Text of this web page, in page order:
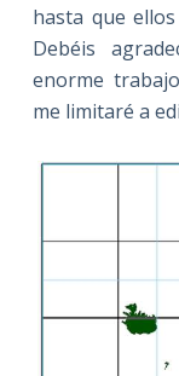
hasta que
Debéis
enorme
me limitaré a